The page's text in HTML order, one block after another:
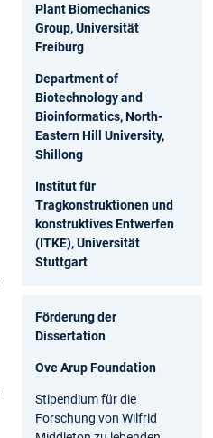
Plant Biomechanics
Group, Universität
Freiburg
Department of
Biotechnology and
Bioinformatics, North-
Eastern Hill University,
Shillong
Institut für
Tragkonstruktionen und
konstruktives Entwerfen
(ITKE), Universität
Stuttgart
Förderung der
Dissertation
Ove Arup Foundation
Stipendium für die
Forschung von Wilfrid